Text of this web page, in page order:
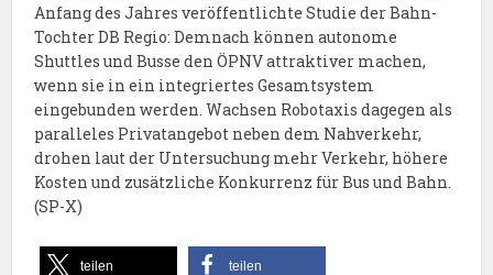
Anfang des Jahres veröffentlichte Studie der Bahn-
Tochter DB Regio: Demnach können autonome
Shuttles und Busse den ÖPNV attraktiver machen,
wenn sie in ein integriertes Gesamtsystem
eingebunden werden. Wachsen Robotaxis dagegen als
paralleles Privatangebot neben dem Nahverkehr,
drohen laut der Untersuchung mehr Verkehr, höhere
Kosten und zusätzliche Konkurrenz für Bus und Bahn.
(SP-X)
teilen teilen